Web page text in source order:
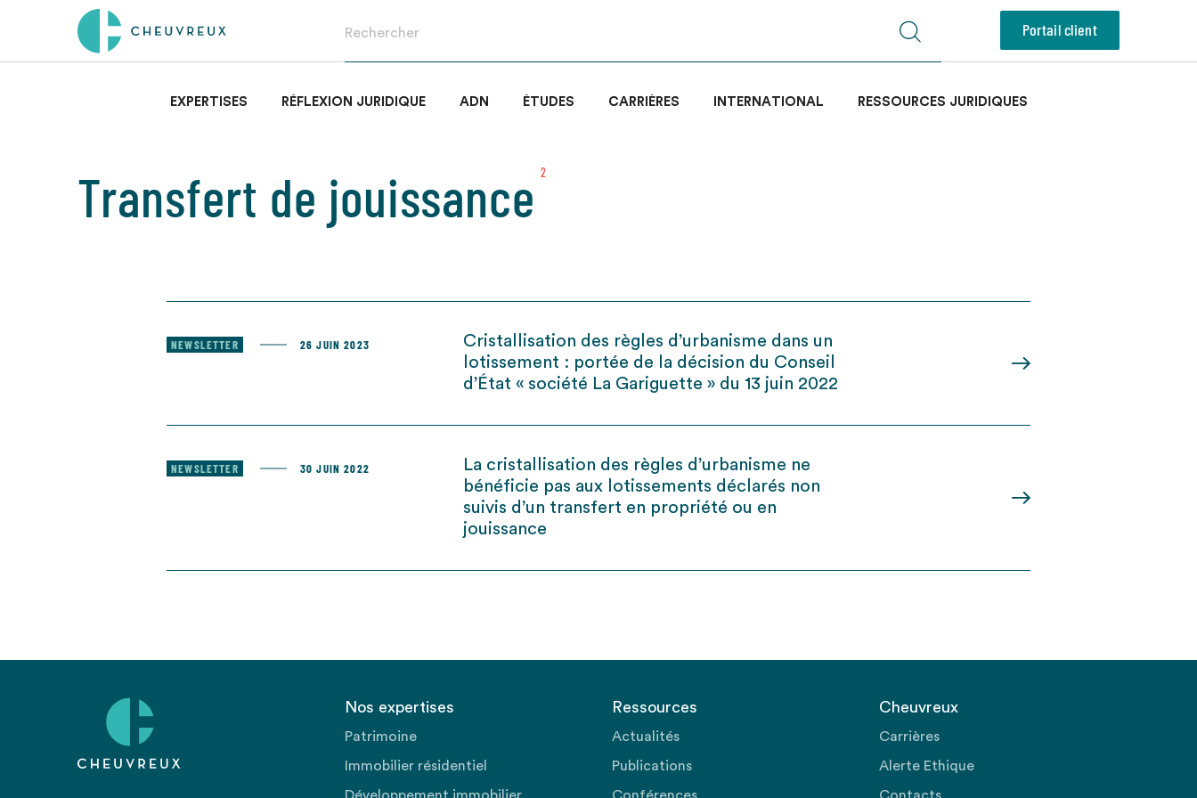
Portail client
EXPERTISES RÉFLEXION JURIDIQUE ADN ÉTUDES CARRIÈRES INTERNATIONAL RESSOURCES JURIDIQUES
Transfert de jouissance 2
NEWSLETTER 26 JUIN 2023
Cristallisation des règles d’urbanisme dans un
lotissement : portée de la décision du Conseil
d’État « société La Gariguette » du 13 juin 2022
NEWSLETTER 30 JUIN 2022
La cristallisation des règles d’urbanisme ne
bénéficie pas aux lotissements déclarés non
suivis d’un transfert en propriété ou en
jouissance
Nos expertises
Patrimoine
Immobilier résidentiel
Ressources
Actualités
Publications
Cheuvreux
Carrières
Alerte Ethique